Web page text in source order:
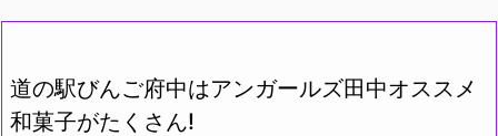
道の駅びんご府中はアンガールズ田中オススメ
和菓子がたくさん!